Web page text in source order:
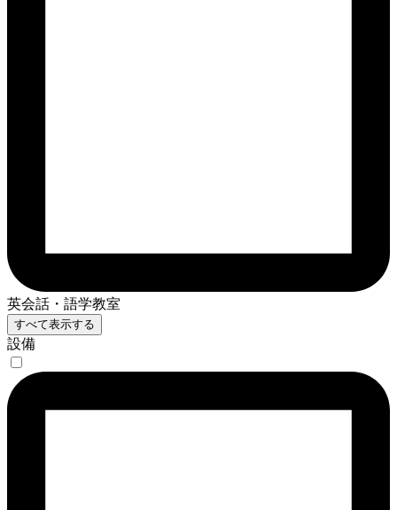
英会話・語学教室
すべて表示する
設備